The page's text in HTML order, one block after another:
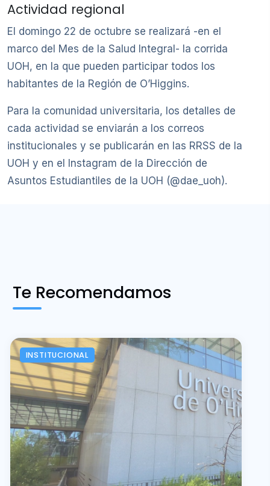
Actividad regional
El domingo 22 de octubre se realizará -en el
marco del Mes de la Salud Integral- la corrida
UOH, en la que pueden participar todos los
habitantes de la Región de O’Higgins.
Para la comunidad universitaria, los detalles de
cada actividad se enviarán a los correos
institucionales y se publicarán en las RRSS de la
UOH y en el Instagram de la Dirección de
Asuntos Estudiantiles de la UOH (@dae_uoh).
Te Recomendamos
INSTITUCIONAL